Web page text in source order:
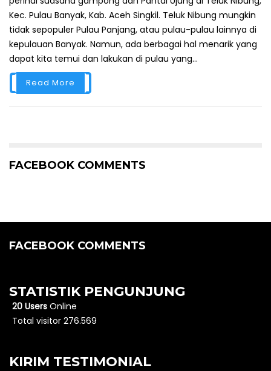
Kec. Pulau Banyak, Kab. Aceh Singkil. Teluk Nibung mungkin
tidak sepopuler Pulau Panjang, atau pulau-pulau lainnya di
kepulauan Banyak. Namun, ada berbagai hal menarik yang
dapat kita temui dan lakukan di pulau yang...
Read More
FACEBOOK COMMENTS
FACEBOOK COMMENTS
STATISTIK PENGUNJUNG
20 Users Online
Total visitor 276.569
KIRIM TESTIMONIAL